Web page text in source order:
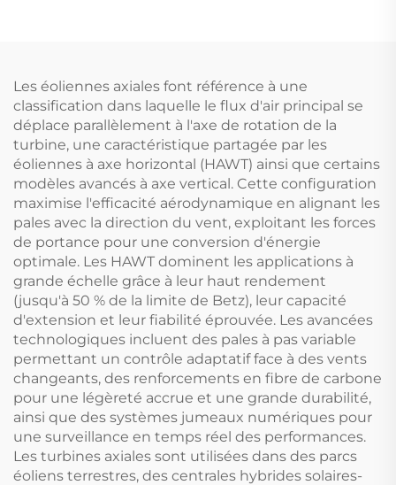
pour Maison
Commerciale
solaires
Les éoliennes axiales font référence à une
classification dans laquelle le flux d'air principal se
déplace parallèlement à l'axe de rotation de la
turbine, une caractéristique partagée par les
éoliennes à axe horizontal (HAWT) ainsi que certains
modèles avancés à axe vertical. Cette configuration
maximise l'efficacité aérodynamique en alignant les
pales avec la direction du vent, exploitant les forces
de portance pour une conversion d'énergie
optimale. Les HAWT dominent les applications à
grande échelle grâce à leur haut rendement
(jusqu'à 50 % de la limite de Betz), leur capacité
d'extension et leur fiabilité éprouvée. Les avancées
technologiques incluent des pales à pas variable
permettant un contrôle adaptatif face à des vents
changeants, des renforcements en fibre de carbone
pour une légèreté accrue et une grande durabilité,
ainsi que des systèmes jumeaux numériques pour
une surveillance en temps réel des performances.
Les turbines axiales sont utilisées dans des parcs
éoliens terrestres, des centrales hybrides solaires-